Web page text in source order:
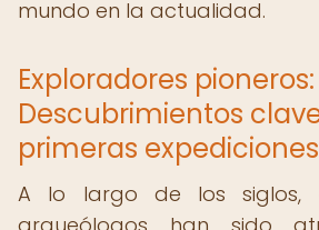
mundo en la actualidad.
Exploradores pioneros:
Descubrimientos
primeras expediciones
A lo largo de los siglos,